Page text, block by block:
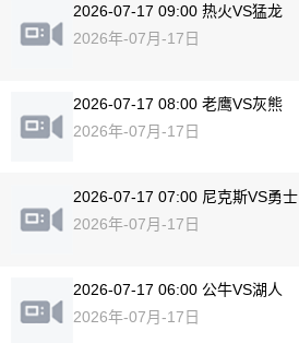
2026-07-17 09:00 热火VS猛龙
2026年-07月-17日
2026-07-17 08:00 老鹰VS灰熊
2026年-07月-17日
2026-07-17 07:00 尼克斯VS勇士
2026年-07月-17日
2026-07-17 06:00 公牛VS湖人
2026年-07月-17日